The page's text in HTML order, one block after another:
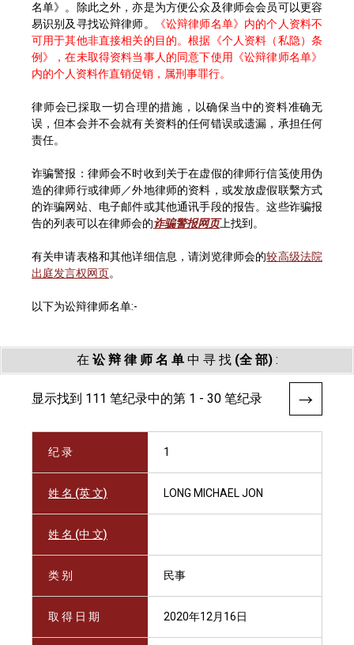
名单》。除此之外，亦是为方便公众及律师会会员可以更容
易识别及寻找讼辩律师。
《讼辩律师名单》内的个人资料不
可用于其他非直接相关的目的。根据《个人资料（私隐）条
例》，在未取得资料当事人的同意下使用《讼辩律师名单》
内的个人资料作直销促销，属刑事罪行。
律师会已採取一切合理的措施，以确保当中的资料准确无
误，但本会并不会就有关资料的任何错误或遗漏，承担任何
责任。
诈骗警报：律师会不时收到关于在虚假的律师行信笺使用伪
造的律师行或律师／外地律师的资料，或发放虚假联繫方式
的诈骗网站、电子邮件或其他通讯手段的报告。这些诈骗报
告的列表可以在律师会的诈骗警报网页上找到。
有关申请表格和其他详细信息，请浏览律师会的较高级法院
出庭发言权网页。
以下为讼辩律师名单:-
在 讼 辩 律 师 名 单中 寻 找 (全 部):
显示找到 111 笔纪录中的第 1 - 30 笔纪录
纪 录 1
姓 名 (英 文) LONG MICHAEL JON
姓 名 (中 文)
类 别 民事
取 得 日 期 2020年12月16日